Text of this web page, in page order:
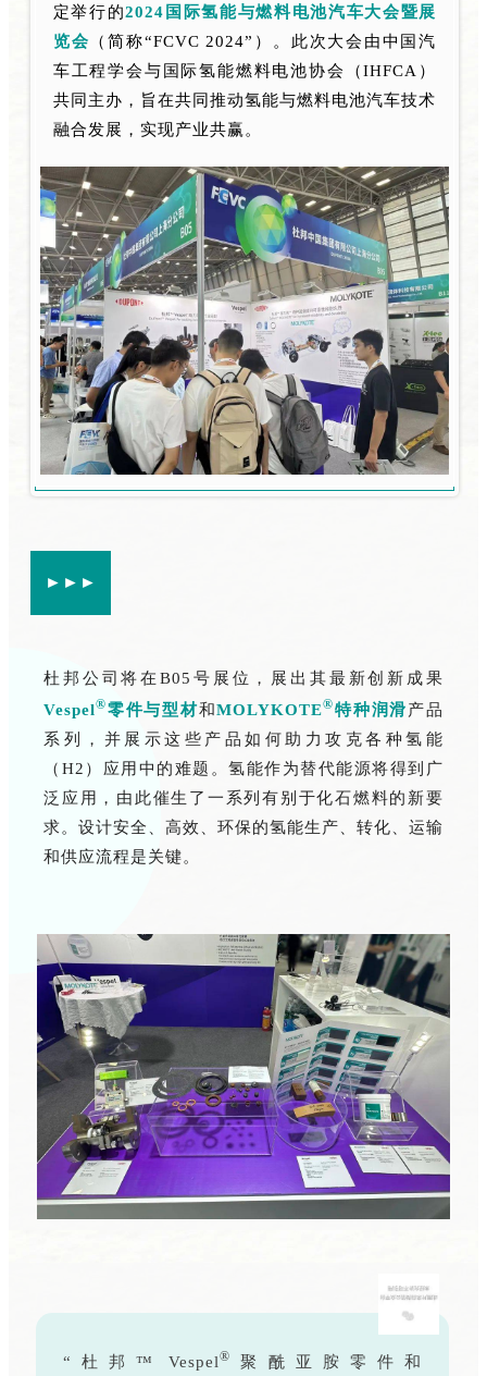
定举行的2024国际氢能与燃料电池汽车大会暨展
览会 （简称“FCVC 2024”）。此次大会由中国汽
车工程学会与国际氢能燃料电池协会（IHFCA）
共同主办，旨在共同推动氢能与燃料电池汽车技术
融合发展，实现产业共赢。
►►►
杜邦公司将在B05号展位，展出其最新创新成果
Vespel®零件与型材和MOLYKOTE®特种润滑产品
系列，并展示这些产品如何助力攻克各种氢能
（H2）应用中的难题。氢能作为替代能源将得到广
泛应用，由此催生了一系列有别于化石燃料的新要
求。设计安全、高效、环保的氢能生产、转化、运输
和供应流程是关键。
“杜邦™ Vespel® 聚酰亚胺零件和